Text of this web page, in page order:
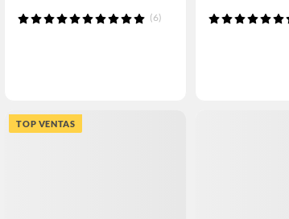
(6)
TOP VENTAS